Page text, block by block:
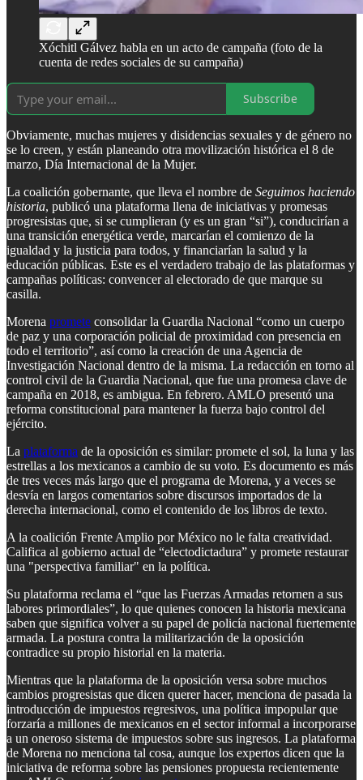
Xóchitl Gálvez habla en un acto de campaña (foto de la
cuenta de redes sociales de su campaña)
Subscribe
Obviamente, muchas mujeres y disidencias sexuales y de género no
se lo creen, y están planeando otra movilización histórica el 8 de
marzo, Día Internacional de la Mujer.
La coalición gobernante, que lleva el nombre de Seguimos haciendo
historia, publicó una plataforma llena de iniciativas y promesas
progresistas que, si se cumplieran (y es un gran “si”), conducirían a
una transición energética verde, marcarían el comienzo de la
igualdad y la justicia para todos, y financiarían la salud y la
educación públicas. Este es el verdadero trabajo de las plataformas y
campañas políticas: convencer al electorado de que marque su
casilla.
Morena promete consolidar la Guardia Nacional “como un cuerpo
de paz y una corporación policial de proximidad con presencia en
todo el territorio”, así como la creación de una Agencia de
Investigación Nacional dentro de la misma. La redacción en torno al
control civil de la Guardia Nacional, que fue una promesa clave de
campaña en 2018, es ambigua. En febrero. AMLO presentó una
reforma constitucional para mantener la fuerza bajo control del
ejército.
La plataforma de la oposición es similar: promete el sol, la luna y las
estrellas a los mexicanos a cambio de su voto. Es documento es más
de tres veces más largo que el programa de Morena, y a veces se
desvía en largos comentarios sobre discursos importados de la
derecha internacional, como el contenido de los libros de texto.
A la coalición Frente Amplio por México no le falta creatividad.
Califica al gobierno actual de “electodictadura” y promete restaurar
una "perspectiva familiar" en la política.
Su plataforma reclama el “que las Fuerzas Armadas retornen a sus
labores primordiales”, lo que quienes conocen la historia mexicana
saben que significa volver a su papel de policía nacional fuertemente
armada. La postura contra la militarización de la oposición
contradice su propio historial en la materia.
Mientras que la plataforma de la oposición versa sobre muchos
cambios progresistas que dicen querer hacer, menciona de pasada la
introducción de impuestos regresivos, una política impopular que
forzaría a millones de mexicanos en el sector informal a incorporarse
a un oneroso sistema de impuestos sobre sus ingresos. La plataforma
de Morena no menciona tal cosa, aunque los expertos dicen que la
iniciativa de reforma sobre las pensiones propuesta recientemente